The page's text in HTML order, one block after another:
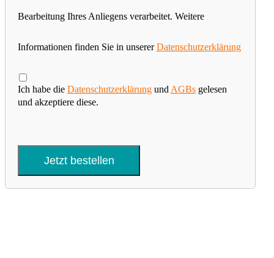
Bearbeitung Ihres Anliegens verarbeitet. Weitere
Informationen finden Sie in unsererDatenschutzerklärung
Ich habe die Datenschutzerklärung und AGBs gelesen
und akzeptiere diese.